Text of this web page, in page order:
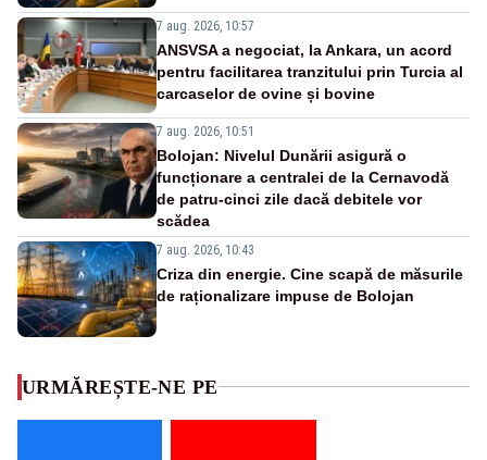
7 aug. 2026, 10:57
ANSVSA a negociat, la Ankara, un acord
pentru facilitarea tranzitului prin Turcia al
carcaselor de ovine și bovine
7 aug. 2026, 10:51
Bolojan: Nivelul Dunării asigură o
funcționare a centralei de la Cernavodă
de patru-cinci zile dacă debitele vor
scădea
7 aug. 2026, 10:43
Criza din energie. Cine scapă de măsurile
de raționalizare impuse de Bolojan
URMĂREȘTE-NE PE